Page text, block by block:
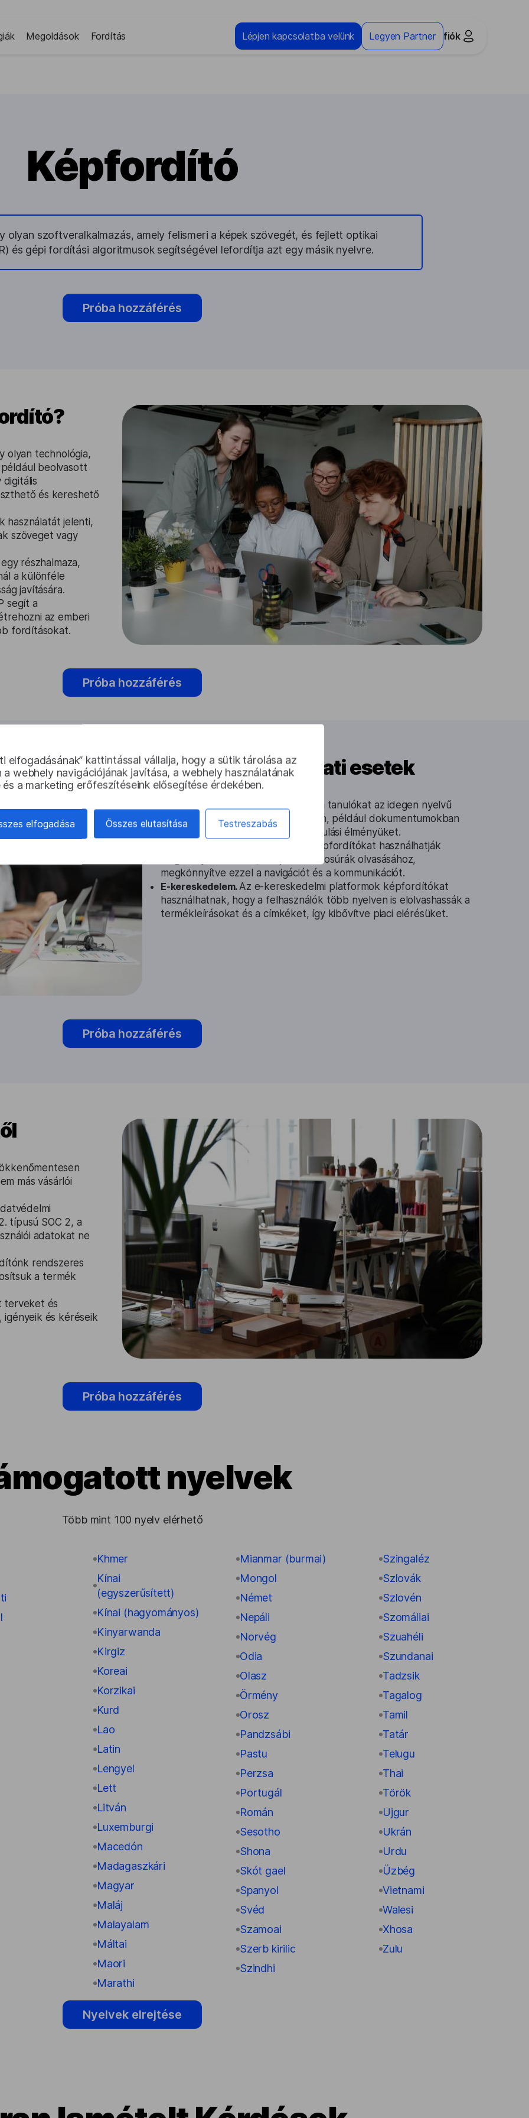
elfogadásának” kattintással vállalja, hogy a sütik tárolása az
a webhely navigációjának javítása, a webhely használatának
és a marketing erőfeszítéseink elősegítése érdekében.
elfogadása Összes elutasítása Testreszabás
Megoldások Fordítás Lépjen kapcsolatba velünk Legyen Partner fiók
Képfordító
olyan szoftveralkalmazás, amely felismeri a képek szövegét, és fejlett optikai
és gépi fordítási algoritmusok segítségével lefordítja azt egy másik nyelvre.
Próba hozzáférés
olyan technológia,
beolvasott
és kereshető
használatát jelenti,
szöveget vagy
részhalmaza,
a különféle
javítására.
segít a
az emberi
fordításokat.
Próba hozzáférés
Képfordító használati esetek
A képfordítók segíthetik a tanulókat az idegen nyelvű
szövegek megértésében képekben, például dokumentumokban
vagy könyvekben, javítva ezzel tanulási élményüket.
Az utazók a képfordítókat használhatják
idegen nyelvű táblák, étlapok és brosúrák olvasásához,
megkönnyítve ezzel a navigációt és a kommunikációt.
E-kereskedelem.Az e-kereskedelmi platformok képfordítókat
használhatnak, hogy a felhasználók több nyelven is elolvashassák a
termékleírásokat és a címkéket, így kibővítve piaci elérésüket.
Próba hozzáférés
más vásárlói
típusú SOC 2, a
adatokat ne
rendszeres
a termék
terveket és
igényeik és kéréseik
Próba hozzáférés
nyelvek
Több mint 100 nyelv elérhető
Khmer
Kínai
(egyszerűsített)
Kínai (hagyományos)
Kinyarwanda
Kirgiz
Koreai
Korzikai
Kurd
Lao
Latin
Lengyel
Lett
Litván
Luxemburgi
Macedón
Madagaszkári
Magyar
Maláj
Malayalam
Máltai
Maori
Marathi
Mianmar (burmai)
Mongol
Német
Nepáli
Norvég
Odia
Olasz
Örmény
Orosz
Pandzsábi
Pastu
Perzsa
Portugál
Román
Sesotho
Shona
Skót gael
Spanyol
Svéd
Szamoai
Szerb kirilic
Szindhi
Szingaléz
Szlovák
Szlovén
Szomáliai
Szuahéli
Szundanai
Tadzsik
Tagalog
Tamil
Tatár
Telugu
Thai
Török
Ujgur
Ukrán
Urdu
Üzbég
Vietnami
Walesi
Xhosa
Zulu
Nyelvek elrejtése